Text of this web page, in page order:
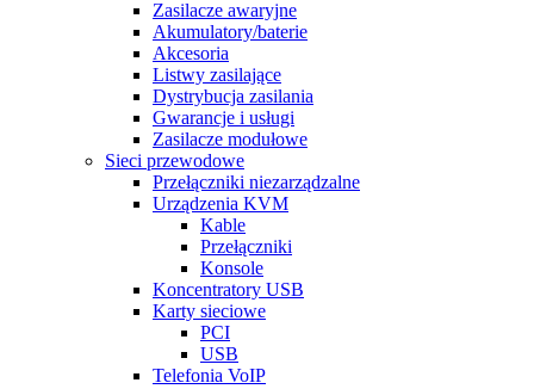
Zasilacze awaryjne
Akumulatory/baterie
Akcesoria
Listwy zasilające
Dystrybucja zasilania
Gwarancje i usługi
Zasilacze modułowe
Sieci przewodowe
Przełączniki niezarządzalne
Urządzenia KVM
Kable
Przełączniki
Konsole
Koncentratory USB
Karty sieciowe
PCI
USB
Telefonia VoIP